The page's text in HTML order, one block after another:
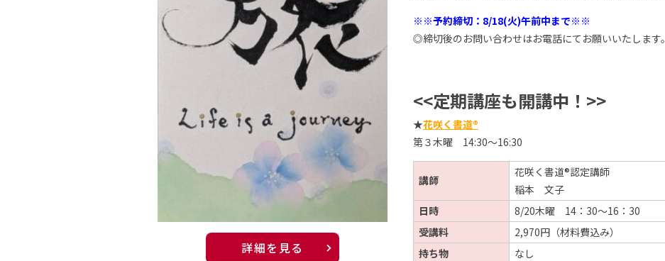
詳細を見る
※※予約締切：8/18(火)午前中まで※※
◎締切後のお問い合わせはお電話にてお願いいたします。
<<定期講座も開講中！>>
★花咲く書道®
第３木曜 14:30～16:30
講師
花咲く書道®認定講師
稲本 文子
日時
8/20木曜 14：30～16：30
受講料
2,970円（材料費込み）
持ち物
なし